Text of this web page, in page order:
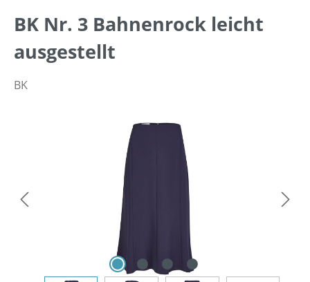
BK Nr. 3 Bahnenrock leicht
ausgestellt
BK
Bildergalerie überspringen